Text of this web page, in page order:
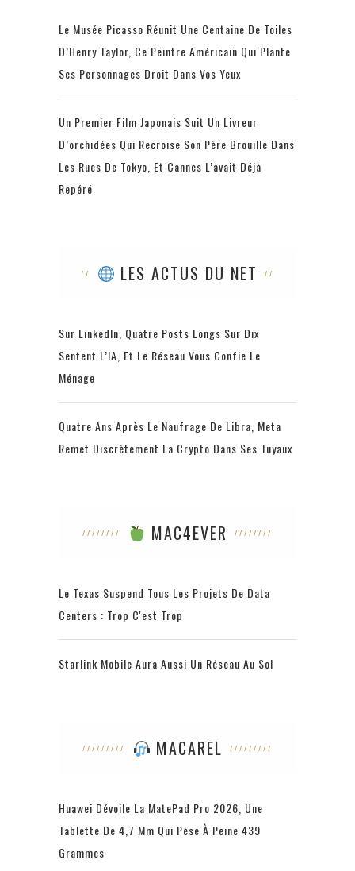
Le Musée Picasso Réunit Une Centaine De Toiles
D’Henry Taylor, Ce Peintre Américain Qui Plante
Ses Personnages Droit Dans Vos Yeux
Un Premier Film Japonais Suit Un Livreur
D’orchidées Qui Recroise Son Père Brouillé Dans
Les Rues De Tokyo, Et Cannes L’avait Déjà
Repéré
LES ACTUS DU NET
Sur LinkedIn, Quatre Posts Longs Sur Dix
Sentent L’IA, Et Le Réseau Vous Confie Le
Ménage
Quatre Ans Après Le Naufrage De Libra, Meta
Remet Discrètement La Crypto Dans Ses Tuyaux
MAC4EVER
Le Texas Suspend Tous Les Projets De Data
Centers : Trop C'est Trop
Starlink Mobile Aura Aussi Un Réseau Au Sol
MACAREL
Huawei Dévoile La MatePad Pro 2026, Une
Tablette De 4,7 Mm Qui Pèse À Peine 439
Grammes